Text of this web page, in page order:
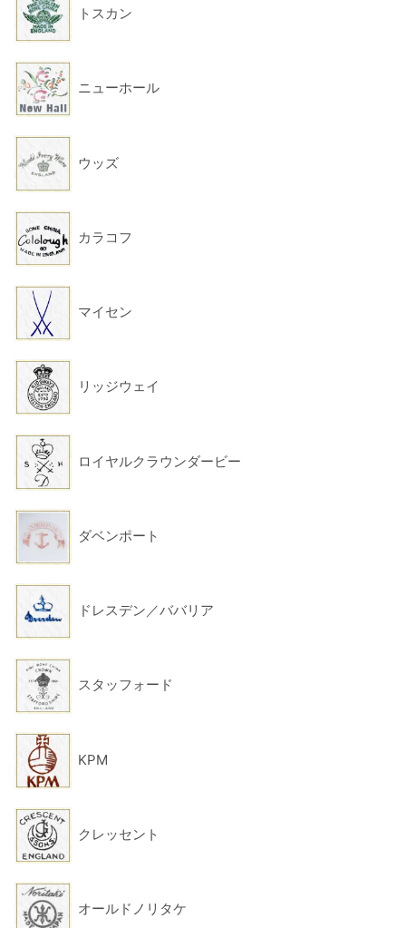
トスカン
ニューホール
ウッズ
カラコフ
マイセン
リッジウェイ
ロイヤルクラウンダービー
ダベンポート
ドレスデン／ババリア
スタッフォード
KPM
クレッセント
オールドノリタケ